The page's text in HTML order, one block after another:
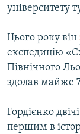
університету
Цього року він
експедицію
Північного
здолав майже
Гордієнко
першим в